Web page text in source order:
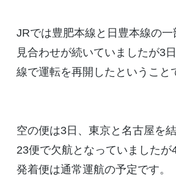
JRでは豊肥本線と日豊本線の
見合わせが続いていましたが3
線で運転を再開したということ
空の便は3日、東京と名古屋を
23便で欠航となっていましたが
発着便は通常運航の予定です。